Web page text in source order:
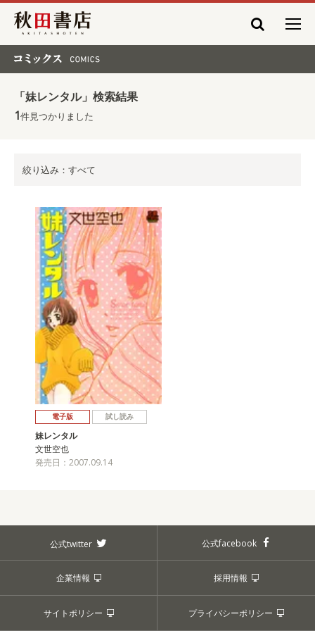
秋田書店
「妹レンタル」検索結果
1件見つかりました
絞り込み：すべて
電子版 試し読み
妹レンタル
文世空也
発売日：2007.09.14
公式twitter 公式facebook
企業情報 採用情報
サイトポリシー プライバシーポリシー